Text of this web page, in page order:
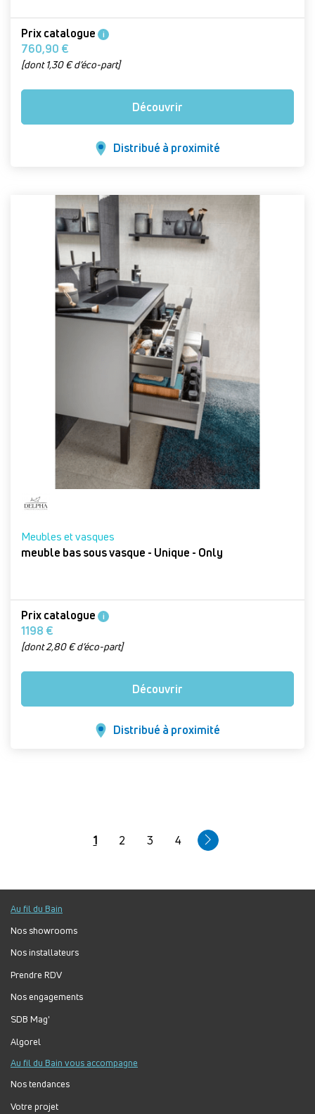
Prix catalogue i
760,90 €
[dont 1,30 € d’éco-part]
Découvrir
Distribué à proximité
Meubles et vasques
meuble bas sous vasque - Unique - Only
Prix catalogue i
1198 €
[dont 2,80 € d’éco-part]
Découvrir
Distribué à proximité
Page
1 Page
2 Page
3 Page
4
Au fil du Bain
Nos showrooms
Nos installateurs
Prendre RDV
Nos engagements
SDB Mag'
Algorel
Au fil du Bain vous accompagne
Nos tendances
Votre projet